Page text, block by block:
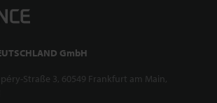
GmbH
Straße 3, 60549 Frankfurt am Main,